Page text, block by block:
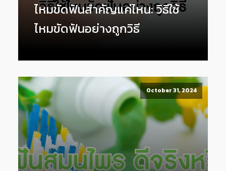
ไหมขัดฟันสำคัญแค่ไหน: วิธีใช้
ไหมขัดฟันอย่างถูกวิธี
October 31, 2024